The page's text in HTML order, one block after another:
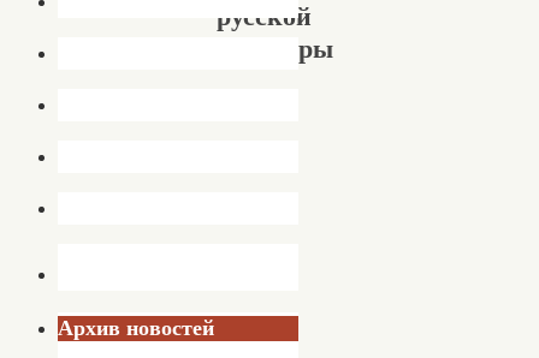
русской
культуры
Архив новостей